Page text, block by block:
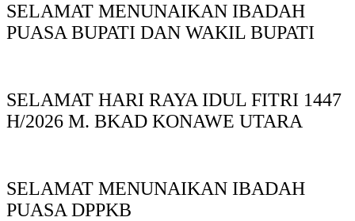
SELAMAT MENUNAIKAN IBADAH
PUASA BUPATI DAN WAKIL BUPATI
SELAMAT HARI RAYA IDUL FITRI 1447
H/2026 M. BKAD KONAWE UTARA
SELAMAT MENUNAIKAN IBADAH
PUASA DPPKB